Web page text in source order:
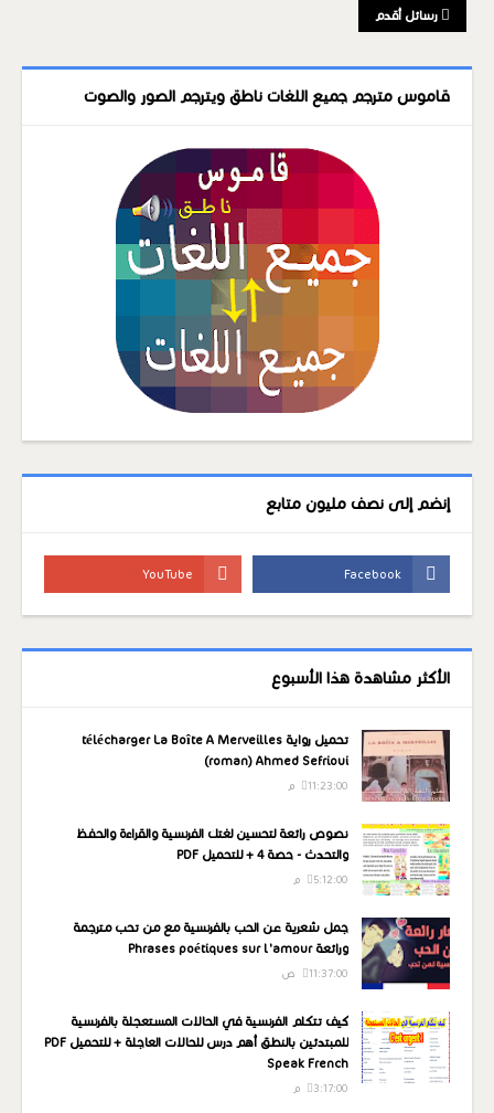
رسائل أقدم
قاموس مترجم جميع اللغات ناطق ويترجم الصور والصوت
إنضم إلى نصف مليون متابع
الأكثر مشاهدة هذا الأسبوع
تحميل رواية télécharger La Boîte A Merveilles
(roman) Ahmed Sefrioui
11:23:00 م
نصوص رائعة لتحسين لغتك الفرنسية والقراءة والحفظ
والتحدث - حصة 4 + للتحميل PDF
5:12:00 م
جمل شعرية عن الحب بالفرنسية مع من تحب مترجمة
ورائعة Phrases poétiques sur l'amour
11:37:00 ص
كيف تتكلم الفرنسية في الحالات المستعجلة بالفرنسية
للمبتدئين بالنطق أهم درس للحالات العاجلة + للتحميل PDF
Speak French
3:17:00 م